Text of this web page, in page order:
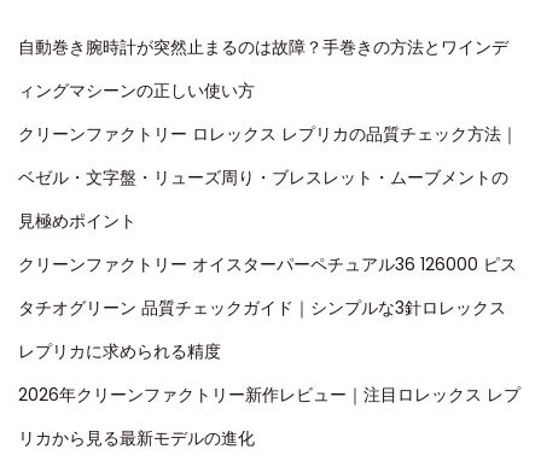
自動巻き腕時計が突然止まるのは故障？手巻きの方法とワインデ
ィングマシーンの正しい使い方
クリーンファクトリー ロレックス レプリカの品質チェック方法｜
ベゼル・文字盤・リューズ周り・ブレスレット・ムーブメントの
見極めポイント
クリーンファクトリー オイスターパーペチュアル36 126000 ピス
タチオグリーン 品質チェックガイド｜シンプルな3針ロレックス
レプリカに求められる精度
2026年クリーンファクトリー新作レビュー｜注目ロレックス レプ
リカから見る最新モデルの進化